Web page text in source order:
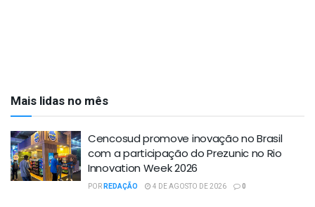
Mais lidas no mês
Cencosud promove inovação no Brasil
com a participação do Prezunic no Rio
Innovation Week 2026
PORREDAÇÃO 4 DE AGOSTO DE 2026 0